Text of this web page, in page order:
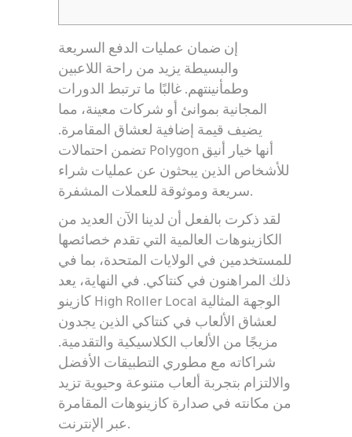
إن ضمان عمليات الدفع السريعة
والبسيطة يزيد من راحة اللاعبين
وطمأنينتهم. غالبًا ما ترتبط الدورات
المجانية بموانئ أو شركات معينة، مما
يضيف قيمة إضافية لعشاق المقامرة.
تضمن احتمالات Polygon أنها خيار أنيق
للأشخاص الذين يبحثون عن عمليات شراء
سريعة وموثوقة للعملات المشفرة.
لقد ذكرت بالفعل أن لدينا الآن العديد من
الكازينوهات العالمية التي تقدم خصائصها
للمستخدمين في الولايات المتحدة، بما في
ذلك المراهنون في كنتاكي. في النهاية، يعد
كازينو High Roller Local الوجهة المثالية
لعشاق الألعاب في كنتاكي الذين يجدون
مزيجًا من الألعاب الكلاسيكية والتقدمية.
شراكاته مع مطوري التطبيقات الأفضل
والالتزام بتجربة ألعاب متنوعة وحيوية تزيد
من مكانته في صدارة كازينوهات المقامرة
عبر الإنترنت.